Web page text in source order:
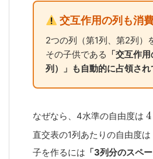
交互作用の列も消
2つの列（第1列、第2列）
その子供である 「交互作
列）」も自動的に占領され
なぜなら、4水準の自由度は
直交表の1列あたりの自由度は
子を作るには 「3列分のスペー